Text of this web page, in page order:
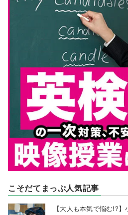
こそだてまっぷ人気記事
【大人も本気で悩む!?